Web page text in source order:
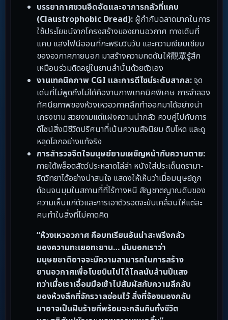
บรรยากาศชวนอึดอัดและอาการกลัวที่แคบ
(Claustrophobic Dread): ผู้กำกับฉลาดมากในการ
ใช้ประโยชน์จากโครงสร้างของยานอวกาศ ทางเดินที่
แคบ แสงไฟนีออนที่กะพริบวิบวับ และความเงียบเชียบ
ของอวกาศภายนอก มาสร้างความกดดันให้觀眾รู้สึก
เหมือนร่วมติดอยู่ในยานลำนั้นด้วยตัวเอง
งานเทคนิคภาพ CGI และการดีไซน์ระดับสากล:จุด
เด่นที่ไม่พูดถึงไม่ได้คืองานภาพเทคนิคพิเศษ การจำลอง
ทัศนียภาพของห้วงเหวอวกาศลึกทำออกมาได้อย่างน่า
เกรงขาม สวยงามแต่แฝงความน่ากลัว ควบคู่ไปกับการ
ดีไซน์สิ่งมีชีวิตปริศนาที่เน้นความสัจนิยม ดิบโหด และดู
หลุดโลกอย่างแท้จริง
การสำรวจจิตใจมนุษย์ยามเผชิญหน้ากับความตาย:
ภายใต้พล็อตสัตว์ประหลาดไล่ล่า หนังใส่ประเด็นดรามา-
จิตวิทยาได้อย่างน่าสนใจ แสดงให้เห็นว่าเมื่อมนุษย์ถูก
ต้อนจนมุมในสถานที่ที่ไร้ทางหนี สัญชาตญาณดิบของ
ความเห็นแก่ตัวและการเอาตัวรอดจะขับเคลื่อนให้แต่ละ
คนทำในสิ่งที่ไม่คาดคิด
“ห้วงเหวอวกาศ คือบทเรียนอันน่าสะพรึงกลัว
ของความทะเยอทะยาน… มันบอกเราว่า
มนุษยชาติอาจจะมีความสามารถในการสร้าง
ยานอวกาศเพื่อโบยบินไปได้ไกลนับล้านปีแสง
ทว่าเมื่อเราเอื้อมมือเข้าไปสัมผัสกับความลึกลับ
ของห้วงลึกที่จักรวาลซ่อนไว้ สิ่งที่จ้องมองกลับ
มาอาจเป็นฝันร้ายที่พร้อมจะกลืนกินทั้งชีวิต